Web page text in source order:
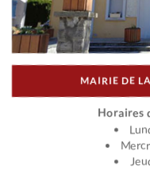
MAIRIE DE
Horaires